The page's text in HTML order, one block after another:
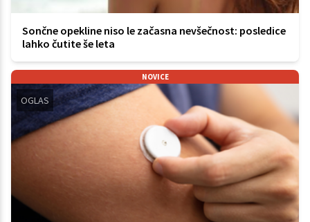
Sončne opekline niso le začasna nevšečnost: posledice
lahko čutite še leta
NOVICE
OGLAS